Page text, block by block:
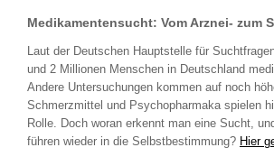
Medikamentensucht: Vom Arznei- zum
Laut der Deutschen Hauptstelle für
und 2 Millionen Menschen in Deutschland
Andere Untersuchungen kommen auf noch
Schmerzmittel und Psychopharmaka spielen
Rolle. Doch woran erkennt man eine Sucht,
führen wieder in die Selbstbestimmung? Hier